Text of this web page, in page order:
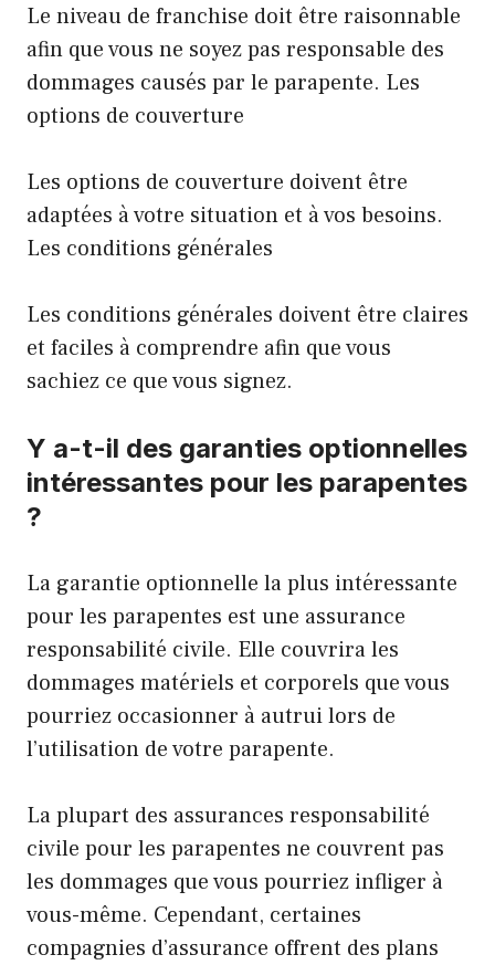
Le niveau de franchise doit être raisonnable
afin que vous ne soyez pas responsable des
dommages causés par le parapente. Les
options de couverture
Les options de couverture doivent être
adaptées à votre situation et à vos besoins.
Les conditions générales
Les conditions générales doivent être claires
et faciles à comprendre afin que vous
sachiez ce que vous signez.
Y a-t-il des garanties optionnelles
intéressantes pour les parapentes
?
La garantie optionnelle la plus intéressante
pour les parapentes est une assurance
responsabilité civile. Elle couvrira les
dommages matériels et corporels que vous
pourriez occasionner à autrui lors de
l’utilisation de votre parapente.
La plupart des assurances responsabilité
civile pour les parapentes ne couvrent pas
les dommages que vous pourriez infliger à
vous-même. Cependant, certaines
compagnies d’assurance offrent des plans